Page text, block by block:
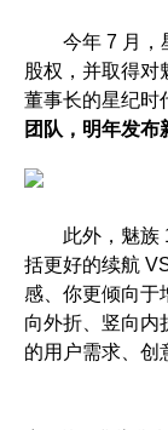
今年 7 月，星
股权，并取得对
董事长的星纪时
团队，明年发布
此外，魅族
括更好的续航
感、你更倾向于
向外折、竖向内
的用户需求、创